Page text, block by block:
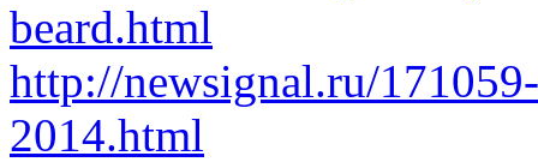
beard.html
http://newsignal.ru/
2014.html